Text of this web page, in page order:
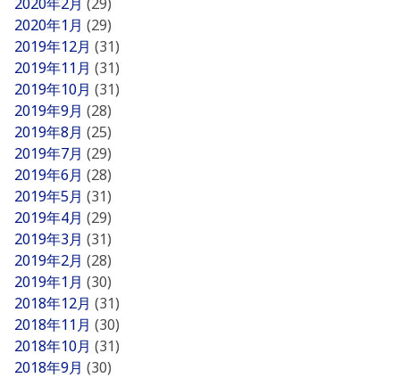
2020年1月 (29)
2019年12月 (31)
2019年11月 (31)
2019年10月 (31)
2019年9月 (28)
2019年8月 (25)
2019年7月 (29)
2019年6月 (28)
2019年5月 (31)
2019年4月 (29)
2019年3月 (31)
2019年2月 (28)
2019年1月 (30)
2018年12月 (31)
2018年11月 (30)
2018年10月 (31)
2018年9月 (30)